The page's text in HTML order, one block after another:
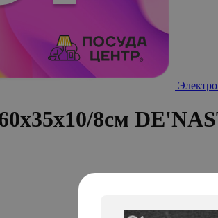
8см